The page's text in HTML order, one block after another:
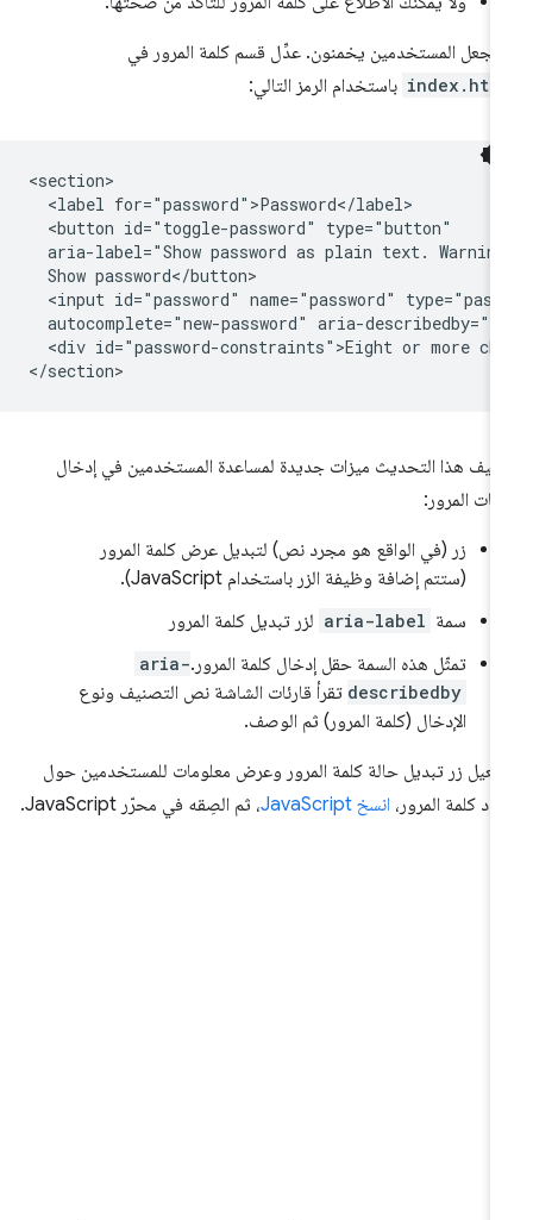
تجعل المستخدمين يخمنون. عدِّل قسم كلمة المرور في
باستخدام الرمز التالي:
<section>
  <label for="password">Password</label>
  <button id="toggle-password" type="button"
aria-label="Show password as plain text.
  Show password</button>
<input id="password" name="password"
autocomplete="new-password" aria-
<div id="password-constraints">Eight or more
هذا التحديث ميزات جديدة لمساعدة المستخدمين في إدخال
المرور:
زر (في الواقع هو مجرد نص) لتبديل عرض كلمة المرور
(ستتم إضافة وظيفة الزر باستخدام JavaScript).
سمة aria-label لزر تبديل كلمة المرور
تمثّل هذه السمة حقل إدخال كلمة المرور.aria-
describedbyتقرأ قارئات الشاشة نص التصنيف ونوع
الإدخال (كلمة المرور) ثم الوصف.
زر تبديل حالة كلمة المرور وعرض معلومات للمستخدمين حول
كلمة المرور، انسخ JavaScript ، ثم الصِقه في محرّر JavaScript.